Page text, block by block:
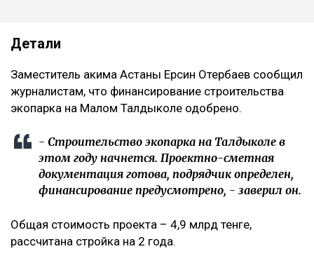
Детали
Заместитель акима Астаны Ерсин Отербаев сообщил
журналистам, что финансирование строительства
экопарка на Малом Талдыколе одобрено.
- Строительство экопарка на Талдыколе в
этом году начнется. Проектно-сметная
документация готова, подрядчик определен,
финансирование предусмотрено, - заверил он.
Общая стоимость проекта – 4,9 млрд тенге,
рассчитана стройка на 2 года.